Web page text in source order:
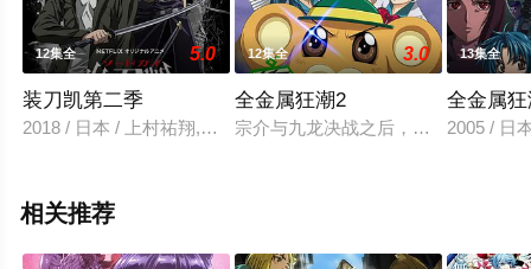
12集全 5.0
装刀凯第二季
2018 / 日本 / 上村祐翔,梅原裕一郎,相坂优歌
12集全 3.0
全金属狂潮2
宗介与九龙决战之后，宗介继续担任
13集全
全金属
2005 / 日
相关推荐